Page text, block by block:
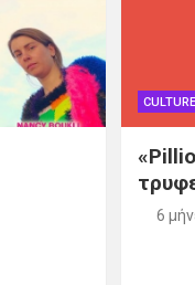
CULTURE
6